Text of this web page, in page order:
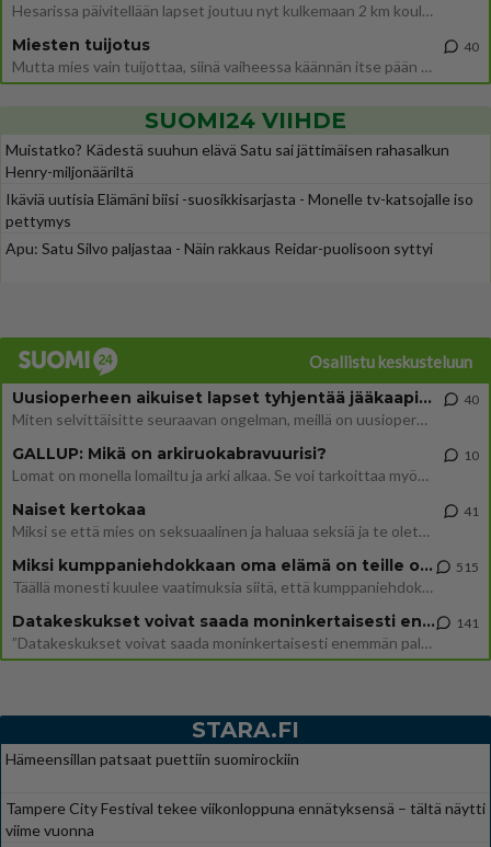
Hesarissa päivitellään lapset joutuu nyt kulkemaan 2 km kouluun jösses. Ruostefillarilla tuo matka menee vaikka miten äk
Miesten tuijotus
Mutta mies vain tuijottaa, siinä vaiheessa käännän itse pään pois. Mikä juttu? Yleensä jos joku tuijottaa tai katsoo, hä
40
SUOMI24 VIIHDE
Muistatko? Kädestä suuhun elävä Satu sai jättimäisen rahasalkun
Henry-miljonääriltä
Ikäviä uutisia Elämäni biisi -suosikkisarjasta - Monelle tv-katsojalle iso
pettymys
Apu: Satu Silvo paljastaa - Näin rakkaus Reidar-puolisoon syttyi
Osallistu keskusteluun
Uusioperheen aikuiset lapset tyhjentää jääkaapin käydessään
Miten selvittäisitte seuraavan ongelman, meillä on uusioperhe, minulla teini-ikäiset lapset ja puolisolla aikuiset, jotk
40
GALLUP: Mikä on arkiruokabravuurisi?
Lomat on monella lomailtu ja arki alkaa. Se voi tarkoittaa myös sitä, että grillailut on grillattu ja palataan arjen ruo
10
Naiset kertokaa
Miksi se että mies on seksuaalinen ja haluaa seksiä ja te olette hänen mielestänne haluttava on vastenmielistä? Mikä sii
41
Miksi kumppaniehdokkaan oma elämä on teille ongelma?
Täällä monesti kuulee vaatimuksia siitä, että kumppaniehdokkaalla ei saisi olla lemmikkejä, lapsia, kavereita, eksiä, su
515
Datakeskukset voivat saada moninkertaisesti enemmän palautuksia kuin mitä ne maksavat veroja
”Datakeskukset voivat saada moninkertaisesti enemmän palautuksia kuin mitä ne maksavat veroja”, sanoo professori Jussi K
141
STARA.FI
Hämeensillan patsaat puettiin suomirockiin
Tampere City Festival tekee viikonloppuna ennätyksensä – tältä näytti
viime vuonna